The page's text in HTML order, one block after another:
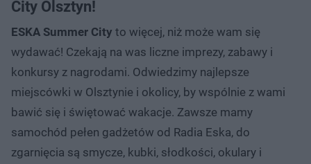
s
o
u
ł
u
s
o
p
r
z
o
d
u
%
City Olsztyn!
ESKA Summer City to więcej, niż może wam się
wydawać! Czekają na was liczne imprezy, zabawy i
konkursy z nagrodami. Odwiedzimy najlepsze
miejscówki w Olsztynie i okolicy, by wspólnie z wami
bawić się i świętować wakacje. Zawsze mamy
samochód pełen gadżetów od Radia Eska, do
zgarnięcia są smycze, kubki, słodkości, okulary i